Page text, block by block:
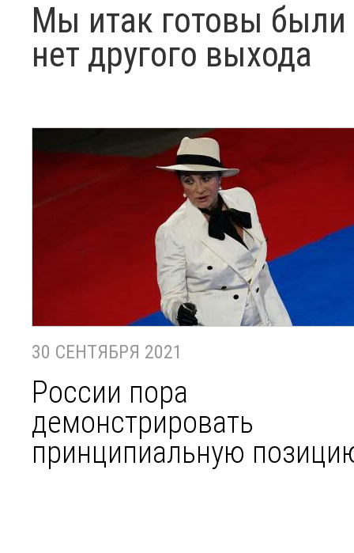
Мы итак готовы были
нет другого выхода
30 СЕНТЯБРЯ 2021
России пора
демонстрировать
принципиальную